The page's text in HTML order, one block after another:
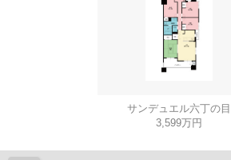
サンデュエル六丁の目
3,599万円